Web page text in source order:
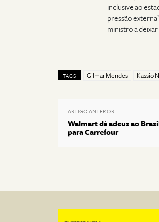
inclusive ao
pressão
ministro a
TAGS Gilmar Mendes Kassio
ARTIGO ANTERIOR
Walmart dá adeus ao
para Carrefour